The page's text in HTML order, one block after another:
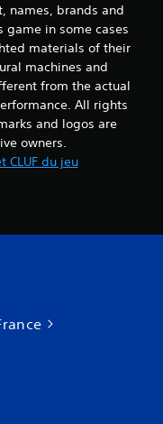
names, brands and
in some cases
materials of their
machines and
from the actual
All rights
and logos are
owners.
CLUF du jeu